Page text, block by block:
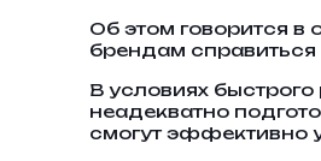
Об этом говорится в
брендам
В условиях
неадекватно
смогут эффективно